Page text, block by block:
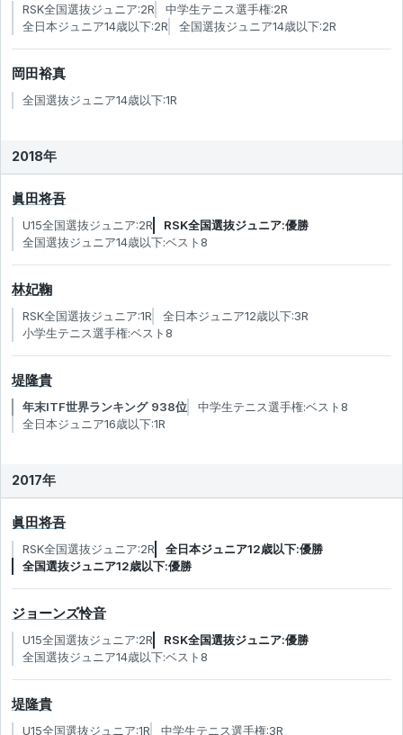
RSK全国選抜ジュニア:2R
中学生テニス選手権:2R
全日本ジュニア14歳以下:2R
全国選抜ジュニア14歳以下:2R
岡田裕真
全国選抜ジュニア14歳以下:1R
2018年
眞田将吾
U15全国選抜ジュニア:2R
RSK全国選抜ジュニア:優勝
全国選抜ジュニア14歳以下:ベスト8
林妃鞠
RSK全国選抜ジュニア:1R
全日本ジュニア12歳以下:3R
小学生テニス選手権:ベスト8
堤隆貴
年末ITF世界ランキング 938位
中学生テニス選手権:ベスト8
全日本ジュニア16歳以下:1R
2017年
眞田将吾
RSK全国選抜ジュニア:2R
全日本ジュニア12歳以下:優勝
全国選抜ジュニア12歳以下:優勝
ジョーンズ怜音
U15全国選抜ジュニア:2R
RSK全国選抜ジュニア:優勝
全国選抜ジュニア14歳以下:ベスト8
堤隆貴
U15全国選抜ジュニア:1R
中学生テニス選手権:3R